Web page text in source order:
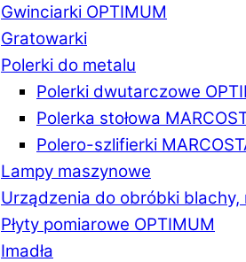
Gwinciarki OPTIMUM
Gratowarki
Polerki do metalu
Polerki dwutarczowe
Polerka stołowa
Polero-szlifierki
Lampy maszynowe
Urządzenia do obróbki blachy,
Płyty pomiarowe OPTIMUM
Imadła